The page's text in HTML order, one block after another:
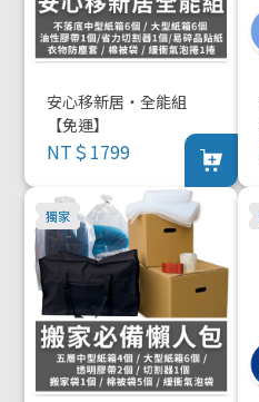
安心移新居・全能組
【免運】
NT＄1799